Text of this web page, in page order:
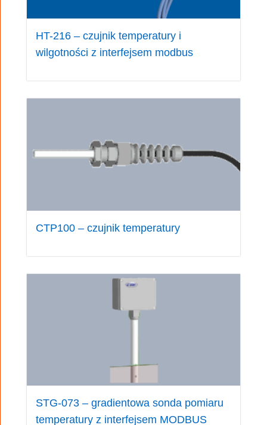
HT-216 – czujnik temperatury i
wilgotności z interfejsem modbus
CTP100 – czujnik temperatury
STG-073 – gradientowa sonda pomiaru
temperatury z interfejsem MODBUS